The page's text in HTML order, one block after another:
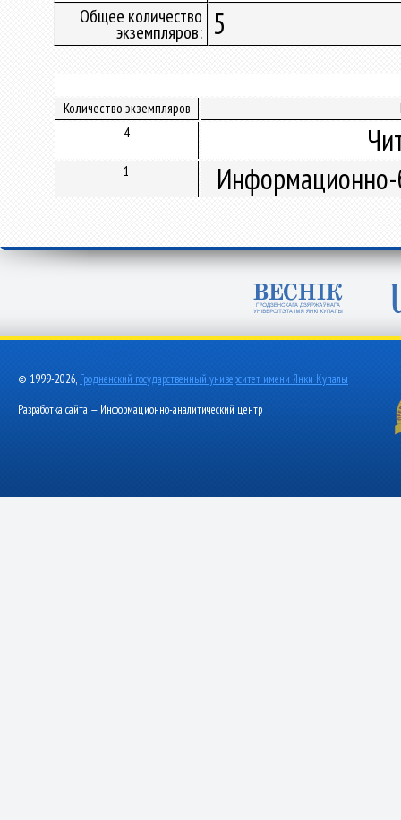
Общее количество
экземпляров: 5
Количество экземпляров
4
1 Информационно-
© 1999-2026, Гродненский государственный университет имени Янки Купалы
Разработка сайта — Информационно-аналитический центр